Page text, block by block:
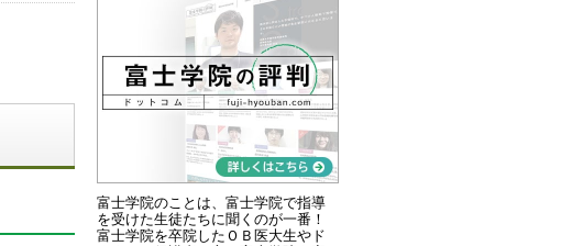
富士学院のことは、富士学院で指導
を受けた生徒たちに聞くのが一番！
富士学院を卒院したＯＢ医大生やド